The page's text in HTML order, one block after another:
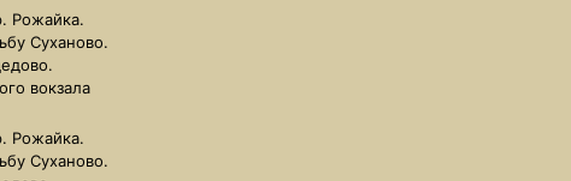
Рожайка.
Суханово.
вокзала
Рожайка.
Суханово.